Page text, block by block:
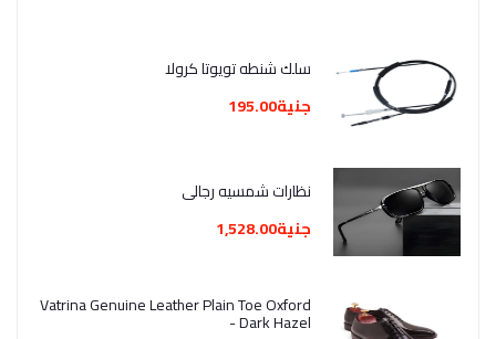
سلك شنطه تويوتا كرولا
جنية195.00
نظارات شمسيه رجالي
جنية1,528.00
Vatrina Genuine Leather Plain Toe Oxford
- Dark Hazel